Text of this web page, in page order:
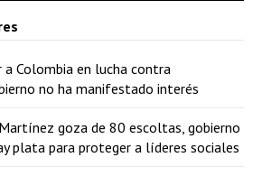
a Colombia en lucha contra
no ha manifestado interés
goza de 80 escoltas, gobierno
plata para proteger a líderes sociales